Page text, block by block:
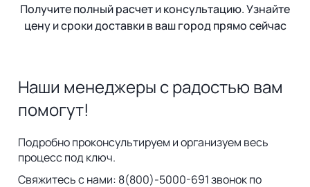
Получите полный расчет и консультацию. Узнайте
цену и сроки доставки в ваш город прямо сейчас
Наши менеджеры с радостью вам
помогут!
Подробно проконсультируем и организуем весь
процесс под ключ.
Свяжитесь с нами: 8(800)-5000-691 звонок по